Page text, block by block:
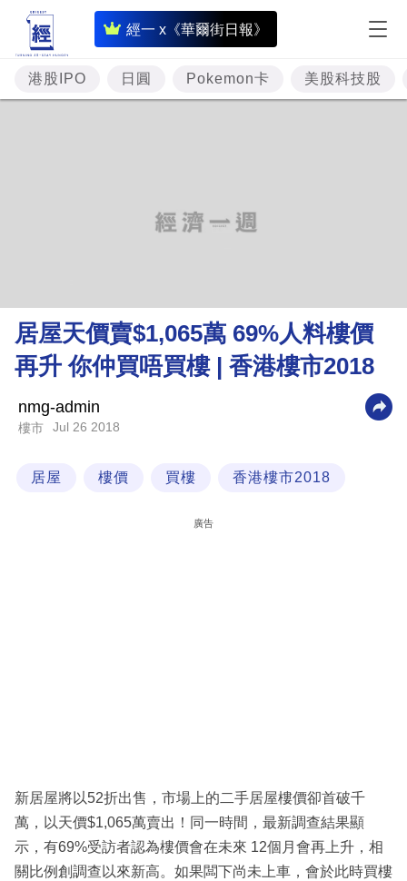
經一 x《華爾街日報》
即
時
財
經
理
財
商
科
區
港股IPO 日圓 Pokemon卡 美股科技股
居屋天價賣$1,065萬 69%人料樓價
再升 你仲買唔買樓 | 香港樓市2018
nmg-admin
樓市 Jul 26 2018
居屋 樓價 買樓 香港樓市2018
廣告
新居屋將以52折出售，市場上的二手居屋樓價卻首破千
萬，以天價$1,065萬賣出！同一時間，最新調查結果顯
示，有69%受訪者認為樓價會在未來 12個月會再上升，相
關比例創調查以來新高。如果闆下尚未上車，會於此時買樓